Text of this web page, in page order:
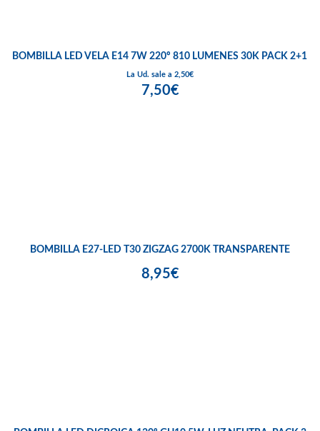
BOMBILLA LED VELA E14 7W 220º 810 LUMENES 30K PACK 2+1
La Ud. sale a 2,50€
7,50€
BOMBILLA E27-LED T30 ZIGZAG 2700K TRANSPARENTE
8,95€